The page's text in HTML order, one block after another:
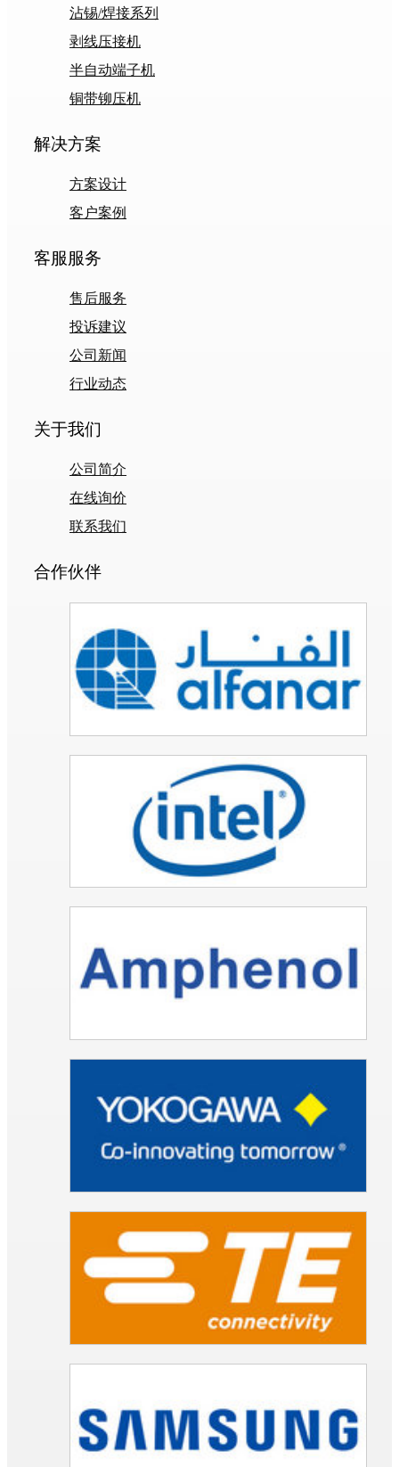
沾锡/焊接系列
剥线压接机
半自动端子机
铜带铆压机
解决方案
方案设计
客户案例
客服服务
售后服务
投诉建议
公司新闻
行业动态
关于我们
公司简介
在线询价
联系我们
合作伙伴